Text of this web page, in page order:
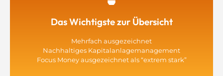
Das Wichtigste zur Übersicht
Mehrfach ausgezeichnet
Nachhaltiges Kapitalanlagemanagement
Focus Money ausgezeichnet als “extrem stark”